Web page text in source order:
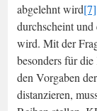
abgelehnt wird[7]
durchscheint
wird. Mit der
besonders für
den Vorgaben
distanzieren,